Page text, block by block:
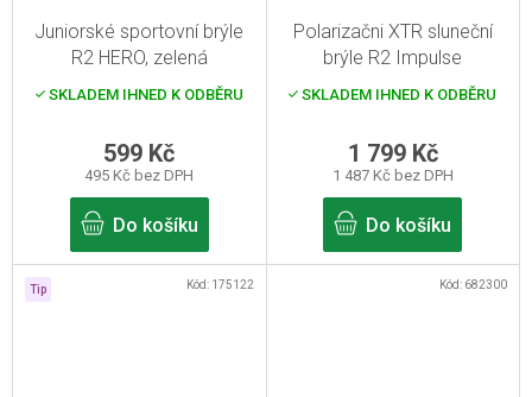
Juniorské sportovní brýle
R2 HERO, zelená
SKLADEM IHNED K ODBĚRU
495 Kč bez DPH
599 Kč
Do košíku
Polarizačni XTR sluneční
brýle R2 Impulse
SKLADEM IHNED K ODBĚRU
1 487 Kč bez DPH
1 799 Kč
Do košíku
Tip Kód: 175122 Kód: 682300